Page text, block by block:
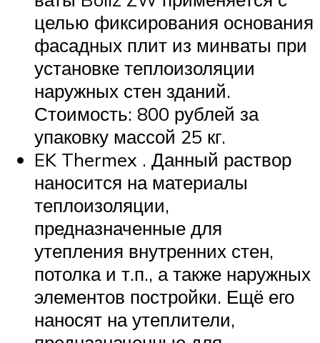
целью фиксирования основания
фасадных плит из минваты при
установке теплоизоляции
наружных стен зданий.
Стоимость: 800 рублей за
упаковку массой 25 кг.
EK Thermex . Данный раствор
наносится на материалы
теплоизоляции,
предназначенные для
утепления внутренних стен,
потолка и т.п., а также наружных
элементов постройки. Ещё его
наносят на утеплители,